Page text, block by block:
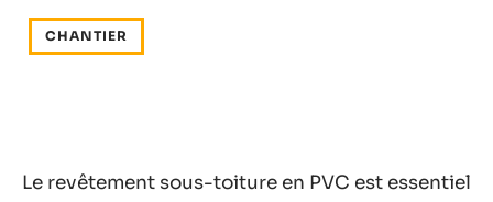
CHANTIER
Le revêtement sous-toiture en PVC est essentiel